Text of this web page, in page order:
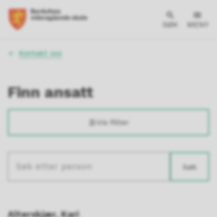
SØK MENY
Du
Kontakt oss
Finn ansatt
Vis filter
Søketekst Søk
Alterskjær, Kari